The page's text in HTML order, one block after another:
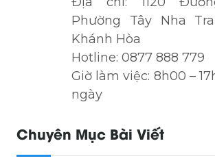
Phường Tây Nha
Khánh Hòa
Hotline: 0877 888 779
Giờ làm việc: 8h00 –
ngày
Chuyên Mục Bài Viết